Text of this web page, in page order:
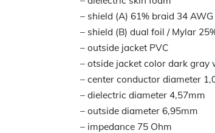
– shield (A) 61% braid 34
– shield (B) dual foil / Mylar
– outside jacket PVC
– otside jacket color dark gray
– center conductor diameter
– dielectric diameter 4,57mm
– outside diameter 6,95mm
– impedance 75 Ohm